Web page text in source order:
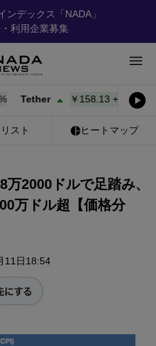
ンデックス「NADA」
利用企業募集
￥158.13+0.00% BNB
スト ヒートマップ
2000ドルで足踏み、
万ドル超【価格分
11日18:54